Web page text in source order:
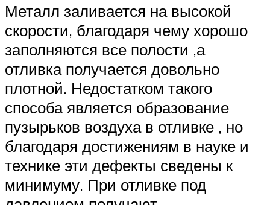
Металл заливается на высокой
скорости, благодаря чему хорошо
заполняются все полости ,а
отливка получается довольно
плотной. Недостатком такого
способа является образование
пузырьков воздуха в отливке , но
благодаря достижениям в науке и
технике эти дефекты сведены к
минимуму. При отливке под